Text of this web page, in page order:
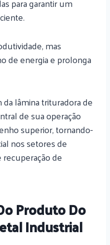
para garantir um
mas
de energia e prolonga
lâmina trituradora de
de sua operação
superior, tornando-
nos setores de
de
Produto Do
Industrial